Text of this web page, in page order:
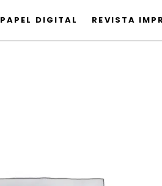
PAPEL DIGITAL REVISTA